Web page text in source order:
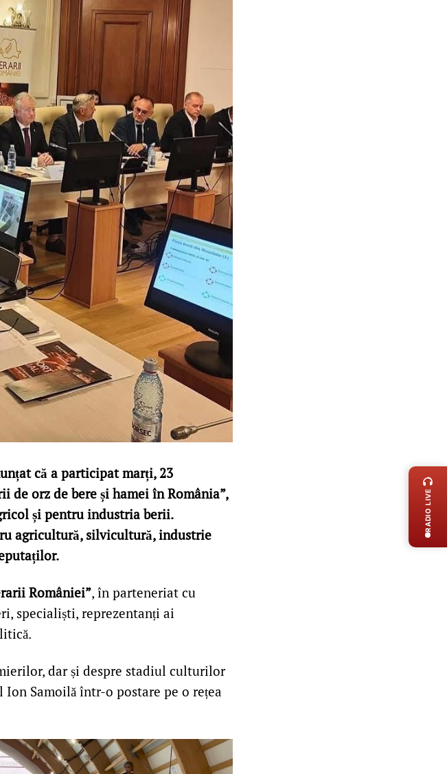
că a participat marți, 23
de orz de bere și hamei în România”,
și pentru industria berii.
agricultură, silvicultură, industrie
României”, în parteneriat cu
specialiști, reprezentanți ai
dar și despre stadiul culturilor
Ion Samoilă într-o postare pe o rețea
RADIO LIVE